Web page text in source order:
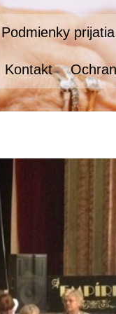
Podmienky prijatia
Kontakt